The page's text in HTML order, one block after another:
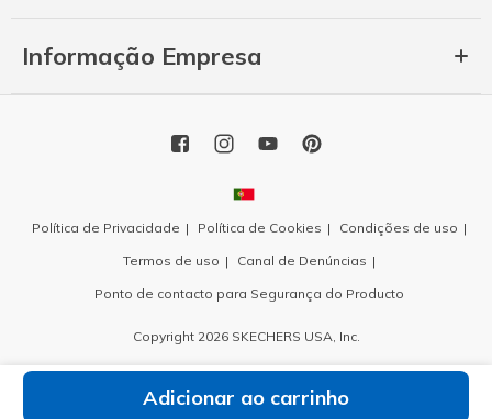
Adicionar ao carrinho
Informação Empresa
Política de Privacidade Política de Cookies
Condições de uso
Termos de uso
Canal de Denúncias
Ponto de contacto para Segurança do Producto
Copyright 2026 SKECHERS USA, Inc.